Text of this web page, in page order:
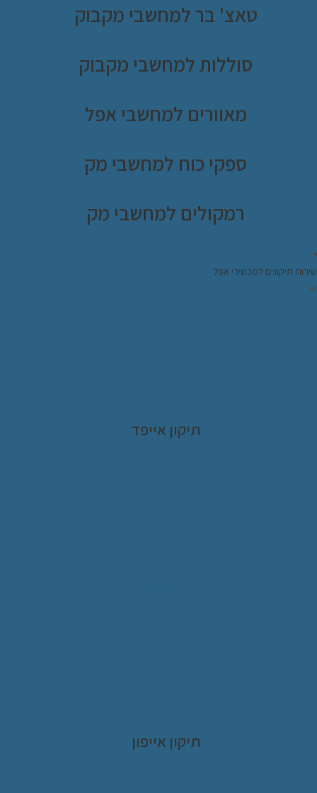
טאצ' בר למחשבי מקבוק
סוללות למחשבי מקבוק
מאוורים למחשבי אפל
ספקי כוח למחשבי מק
רמקולים למחשבי מק
שירות תיקונים למכשירי אפל
תיקון אייפד
תיקון אייפון